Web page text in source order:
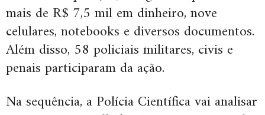
mais de R$ 7,5 mil em dinheiro, nove
celulares, notebooks e diversos documentos.
Além disso, 58 policiais militares, civis e
penais participaram da ação.
Na sequência, a Polícia Científica vai analisar